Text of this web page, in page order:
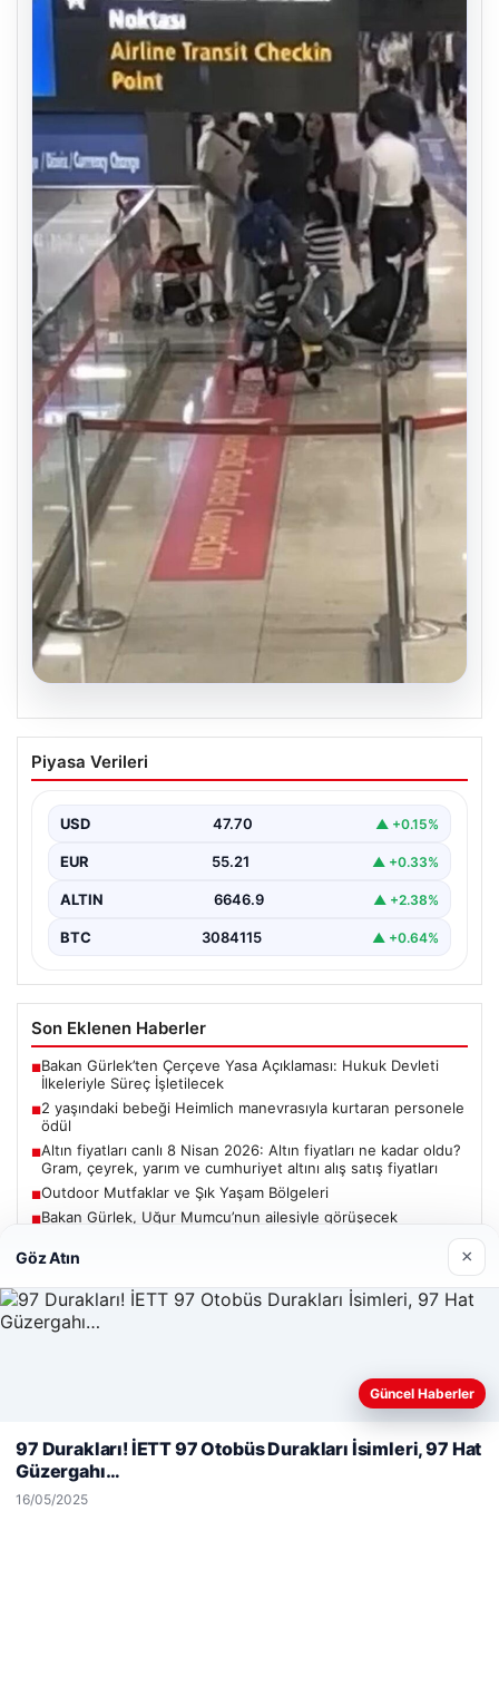
05.08.2026
2 yaşındaki bebeği Heimlich
manevrasıyla kurtaran personele ödül
Bebeği Heimlich Manevrası ile Kurtaran Havalimanı
Personeline…
Piyasa Verileri
USD 47.70 ▲ +0.15%
EUR 55.21 ▲ +0.33%
ALTIN 6646.9 ▲ +2.38%
BTC 3084115 ▲ +0.64%
Son Eklenen Haberler
■Bakan Gürlek’ten Çerçeve Yasa Açıklaması: Hukuk Devleti
İlkeleriyle Süreç İşletilecek
■2 yaşındaki bebeği Heimlich manevrasıyla kurtaran personele
ödül
■Altın fiyatları canlı 8 Nisan 2026: Altın fiyatları ne kadar oldu?
Gram, çeyrek, yarım ve cumhuriyet altını alış satış fiyatları
■Outdoor Mutfaklar ve Şık Yaşam Bölgeleri
■Bakan Gürlek, Uğur Mumcu’nun ailesiyle görüşecek
Güncel
Bakan Gürlek’ten Çerçeve Yasa Açıklaması: Hukuk Devleti
İlkeleriyle Süreç İşletilecek
Web sitemizi nasıl kullandığınızı daha iyi anlayabilmek,
kullanıyoruz.Çerez Politikamız
Reddet
Göz Atın ×
Güncel Haberler
97 Durakları! İETT 97 Otobüs Durakları İsimleri, 97 Hat
Güzergahı…
16/05/2025